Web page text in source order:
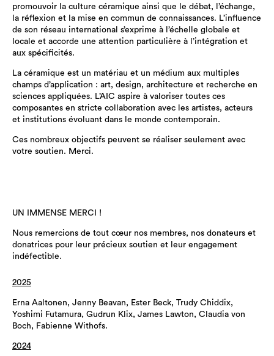
promouvoir la culture céramique ainsi que le débat, l’échange,
la réflexion et la mise en commun de connaissances. L’influence
de son réseau international s’exprime à l’échelle globale et
locale et accorde une attention particulière à l’intégration et
aux spécificités.
La céramique est un matériau et un médium aux multiples
champs d’application : art, design, architecture et recherche en
sciences appliquées. L’AIC aspire à valoriser toutes ces
composantes en stricte collaboration avec les artistes, acteurs
et institutions évoluant dans le monde contemporain.
Ces nombreux objectifs peuvent se réaliser seulement avec
votre soutien. Merci.
UN IMMENSE MERCI !
Nous remercions de tout cœur nos membres, nos donateurs et
donatrices pour leur précieux soutien et leur engagement
indéfectible.
2025
Erna Aaltonen, Jenny Beavan, Ester Beck, Trudy Chiddix,
Yoshimi Futamura, Gudrun Klix, James Lawton, Claudia von
Boch, Fabienne Withofs.
2024